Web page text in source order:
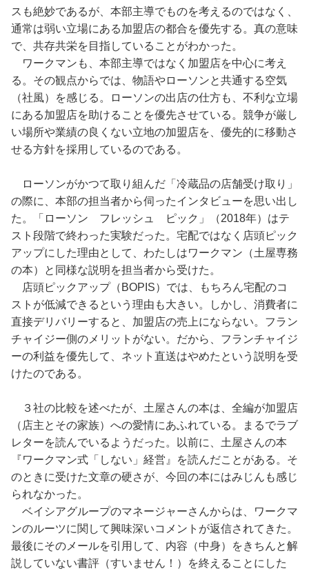
スも絶妙であるが、本部主導でものを考えるのではなく、
通常は弱い立場にある加盟店の都合を優先する。真の意味
で、共存共栄を目指していることがわかった。
ワークマンも、本部主導ではなく加盟店を中心に考え
る。その観点からでは、物語やローソンと共通する空気
（社風）を感じる。ローソンの出店の仕方も、不利な立場
にある加盟店を助けることを優先させている。競争が厳し
い場所や業績の良くない立地の加盟店を、優先的に移動さ
せる方針を採用しているのである。
ローソンがかつて取り組んだ「冷蔵品の店舗受け取り」
の際に、本部の担当者から伺ったインタビューを思い出し
た。「ローソン フレッシュ ピック」（2018年）はテ
スト段階で終わった実験だった。宅配ではなく店頭ピック
アップにした理由として、わたしはワークマン（土屋専務
の本）と同様な説明を担当者から受けた。
店頭ピックアップ（BOPIS）では、もちろん宅配のコ
ストが低減できるという理由も大きい。しかし、消費者に
直接デリバリーすると、加盟店の売上にならない。フラン
チャイジー側のメリットがない。だから、フランチャイジ
ーの利益を優先して、ネット直送はやめたという説明を受
けたのである。
３社の比較を述べたが、土屋さんの本は、全編が加盟店
（店主とその家族）への愛情にあふれている。まるでラブ
レターを読んでいるようだった。以前に、土屋さんの本
『ワークマン式「しない」経営』を読んだことがある。そ
のときに受けた文章の硬さが、今回の本にはみじんも感じ
られなかった。
ベイシアグループのマネージャーさんからは、ワークマ
ンのルーツに関して興味深いコメントが返信されてきた。
最後にそのメールを引用して、内容（中身）をきちんと解
説していない書評（すいません！）を終えることにした